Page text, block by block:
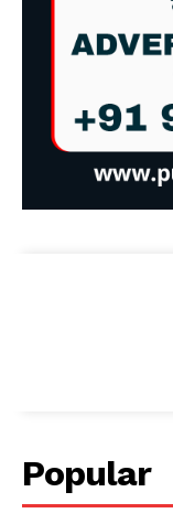
Popular